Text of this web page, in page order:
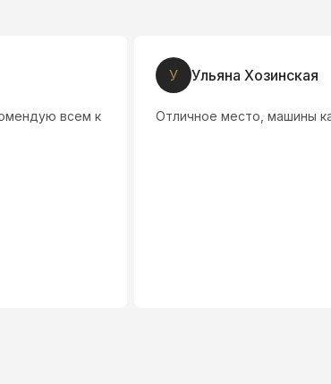
относятся хорошо.
Д
Салон очень